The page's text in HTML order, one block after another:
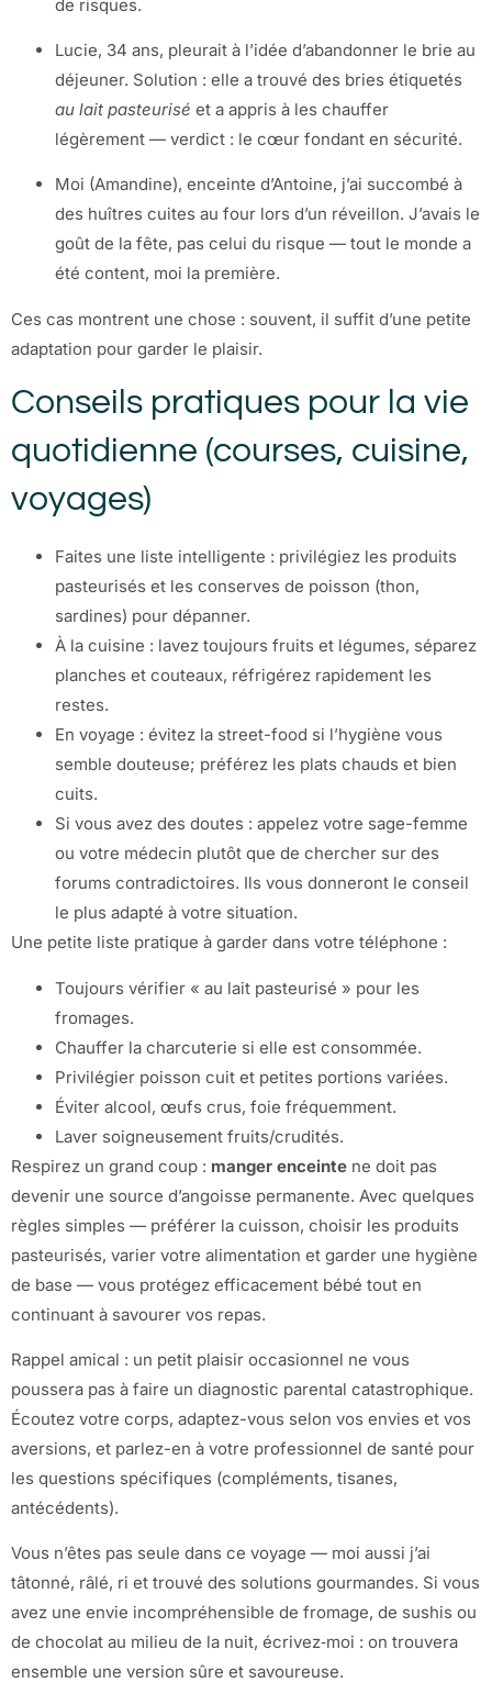
de risques.
Lucie, 34 ans, pleurait à l’idée d’abandonner le brie au
déjeuner. Solution : elle a trouvé des bries étiquetés
au lait pasteurisé et a appris à les chauffer
légèrement — verdict : le cœur fondant en sécurité.
Moi (Amandine), enceinte d’Antoine, j’ai succombé à
des huîtres cuites au four lors d’un réveillon. J’avais le
goût de la fête, pas celui du risque — tout le monde a
été content, moi la première.
Ces cas montrent une chose : souvent, il suffit d’une petite
adaptation pour garder le plaisir.
Conseils pratiques pour la vie
quotidienne (courses, cuisine,
voyages)
Faites une liste intelligente : privilégiez les produits
pasteurisés et les conserves de poisson (thon,
sardines) pour dépanner.
À la cuisine : lavez toujours fruits et légumes, séparez
planches et couteaux, réfrigérez rapidement les
restes.
En voyage : évitez la street-food si l’hygiène vous
semble douteuse; préférez les plats chauds et bien
cuits.
Si vous avez des doutes : appelez votre sage-femme
ou votre médecin plutôt que de chercher sur des
forums contradictoires. Ils vous donneront le conseil
le plus adapté à votre situation.
Une petite liste pratique à garder dans votre téléphone :
Toujours vérifier « au lait pasteurisé » pour les
fromages.
Chauffer la charcuterie si elle est consommée.
Privilégier poisson cuit et petites portions variées.
Éviter alcool, œufs crus, foie fréquemment.
Laver soigneusement fruits/crudités.
Respirez un grand coup : manger enceinte ne doit pas
devenir une source d’angoisse permanente. Avec quelques
règles simples — préférer la cuisson, choisir les produits
pasteurisés, varier votre alimentation et garder une hygiène
de base — vous protégez efficacement bébé tout en
continuant à savourer vos repas.
Rappel amical : un petit plaisir occasionnel ne vous
poussera pas à faire un diagnostic parental catastrophique.
Écoutez votre corps, adaptez-vous selon vos envies et vos
aversions, et parlez-en à votre professionnel de santé pour
les questions spécifiques (compléments, tisanes,
antécédents).
Vous n’êtes pas seule dans ce voyage — moi aussi j’ai
tâtonné, râlé, ri et trouvé des solutions gourmandes. Si vous
avez une envie incompréhensible de fromage, de sushis ou
de chocolat au milieu de la nuit, écrivez‑moi : on trouvera
ensemble une version sûre et savoureuse.